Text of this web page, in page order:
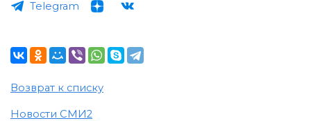
Telegram
Возврат к списку
Новости СМИ2